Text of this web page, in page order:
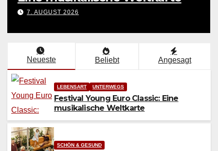
7. AUGUST 2026
Neueste Beliebt Angesagt
LEBENSART UNTERWEGS
Festival Young Euro Classic: Eine
musikalische Weltkarte
SCHÖN & GESUND